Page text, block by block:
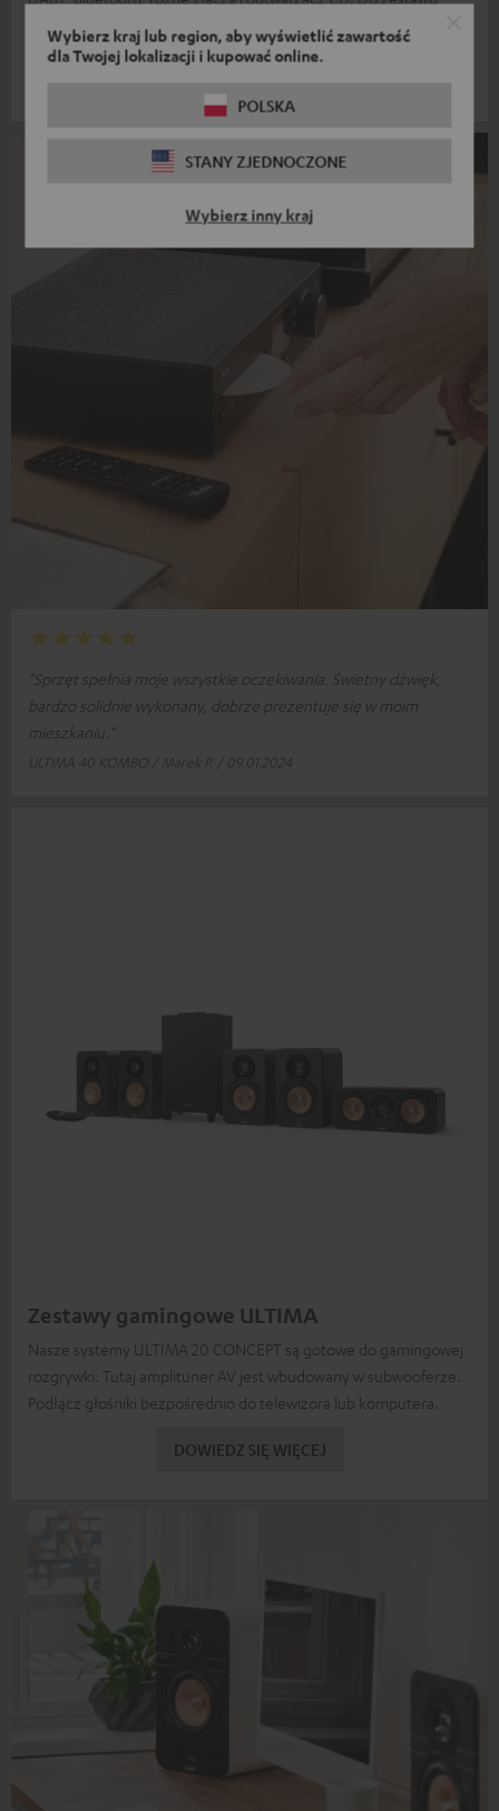
Wybierz kraj lub region, aby wyświetlić zawartość
dla Twojej lokalizacji i kupować online.
POLSKA
STANY ZJEDNOCZONE
Wybierz inny kraj
można również podłączyć gramofon.
DOWIEDZ SIĘ WIĘCEJ
"Sprzęt spełnia moje wszystkie oczekiwania. Świetny dźwięk,
bardzo solidnie wykonany, dobrze prezentuje się w moim
mieszkaniu."
ULTIMA 40 KOMBO / Marek P. / 09.01.2024
Zestawy gamingowe ULTIMA
Nasze systemy ULTIMA 20 CONCEPT są gotowe do gamingowej
rozgrywki. Tutaj amplituner AV jest wbudowany w subwooferze.
Podłącz głośniki bezpośrednio do telewizora lub komputera.
DOWIEDZ SIĘ WIĘCEJ